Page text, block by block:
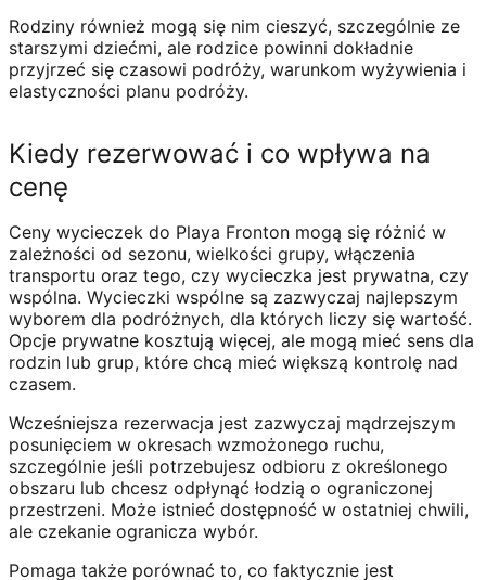
Rodziny również mogą się nim cieszyć, szczególnie ze
starszymi dziećmi, ale rodzice powinni dokładnie
przyjrzeć się czasowi podróży, warunkom wyżywienia i
elastyczności planu podróży.
Kiedy rezerwować i co wpływa na
cenę
Ceny wycieczek do Playa Fronton mogą się różnić w
zależności od sezonu, wielkości grupy, włączenia
transportu oraz tego, czy wycieczka jest prywatna, czy
wspólna. Wycieczki wspólne są zazwyczaj najlepszym
wyborem dla podróżnych, dla których liczy się wartość.
Opcje prywatne kosztują więcej, ale mogą mieć sens dla
rodzin lub grup, które chcą mieć większą kontrolę nad
czasem.
Wcześniejsza rezerwacja jest zazwyczaj mądrzejszym
posunięciem w okresach wzmożonego ruchu,
szczególnie jeśli potrzebujesz odbioru z określonego
obszaru lub chcesz odpłynąć łodzią o ograniczonej
przestrzeni. Może istnieć dostępność w ostatniej chwili,
ale czekanie ogranicza wybór.
Pomaga także porównać to, co faktycznie jest